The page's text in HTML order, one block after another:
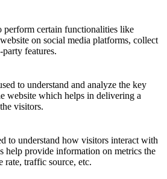
perform certain functionalities like
on social media platforms, collect
features.
to understand and analyze the key
website which helps in delivering a
visitors.
to understand how visitors interact with
help provide information on metrics the
rate, traffic source, etc.